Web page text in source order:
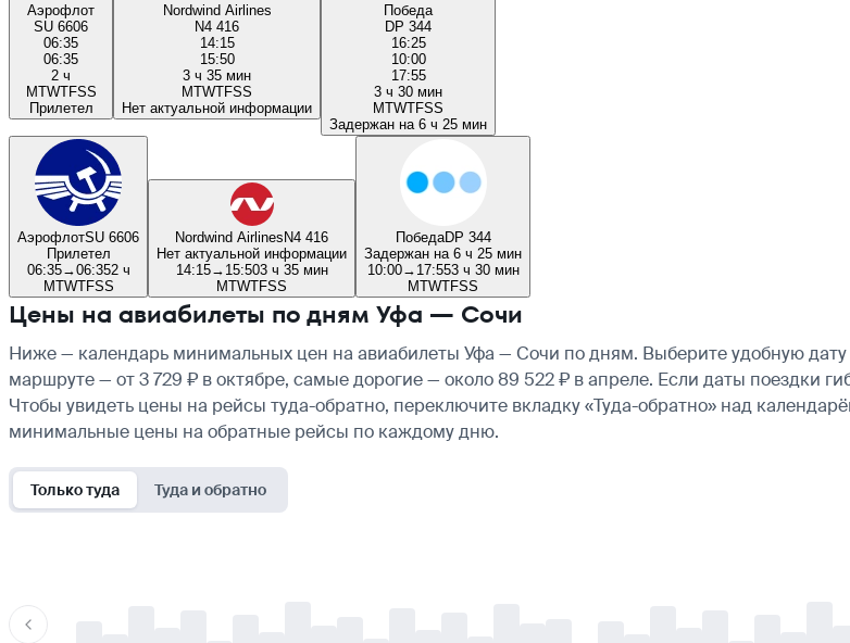
Аэрофлот
SU 6606
06:35
06:35
2 ч
MTWTFSS
Прилетел
Nordwind Airlines
N4 416
14:15
15:50
3 ч 35 мин
MTWTFSS
Нет актуальной информации
Победа
DP 344
16:25
10:00
17:55
3 ч 30 мин
MTWTFSS
Задержан на 6 ч 25 мин
АэрофлотSU 6606
Прилетел
06:35→06:352 ч
MTWTFSS
Nordwind AirlinesN4 416
Нет актуальной информации
14:15→ 15:503 ч 35 мин
MTWTFSS
ПобедаDP 344
Задержан на 6 ч 25 мин
10:00→ 17:553 ч 30 мин
MTWTFSS
Цены на авиабилеты по дням Уфа — Сочи
Ниже — календарь минимальных цен на авиабилеты Уфа — Сочи по дням. Выберите удобную
маршруте — от 3 729 ₽ в октябре, самые дорогие — около 89 522 ₽ в апреле. Если даты поездки
Чтобы увидеть цены на рейсы туда-обратно, переключите вкладку «Туда-обратно» над
минимальные цены на обратные рейсы по каждому дню.
Только туда Туда и обратно